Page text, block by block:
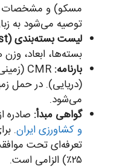
مسکو) و مشخصات
توصیه می‌شود به
لیست بسته‌بندی (Packing List):
بسته‌ها، ابعاد،
بارنامه:
می‌شود.
گواهی مبدأ: صادره
و کشاورزی ایران.
تعرفه‌ای تحت
۲۵٪) الزامی است.